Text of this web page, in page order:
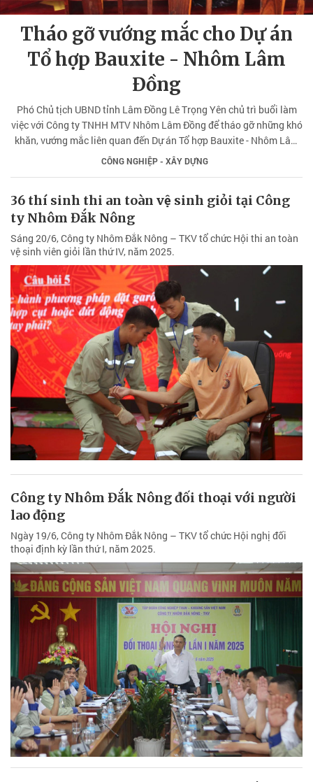
Tháo gỡ vướng mắc cho Dự án
Tổ hợp Bauxite - Nhôm Lâm
Đồng
Phó Chủ tịch UBND tỉnh Lâm Đồng Lê Trọng Yên chủ trì buổi làm
việc với Công ty TNHH MTV Nhôm Lâm Đồng để tháo gỡ những khó
khăn, vướng mắc liên quan đến Dự án Tổ hợp Bauxite - Nhôm Lâm
Đồng.
CÔNG NGHIỆP - XÂY DỰNG
36 thí sinh thi an toàn vệ sinh giỏi tại Công
ty Nhôm Đắk Nông
Sáng 20/6, Công ty Nhôm Đắk Nông – TKV tổ chức Hội thi an toàn
vệ sinh viên giỏi lần thứ IV, năm 2025.
Công ty Nhôm Đắk Nông đối thoại với người
lao động
Ngày 19/6, Công ty Nhôm Đắk Nông – TKV tổ chức Hội nghị đối
thoại định kỳ lần thứ I, năm 2025.